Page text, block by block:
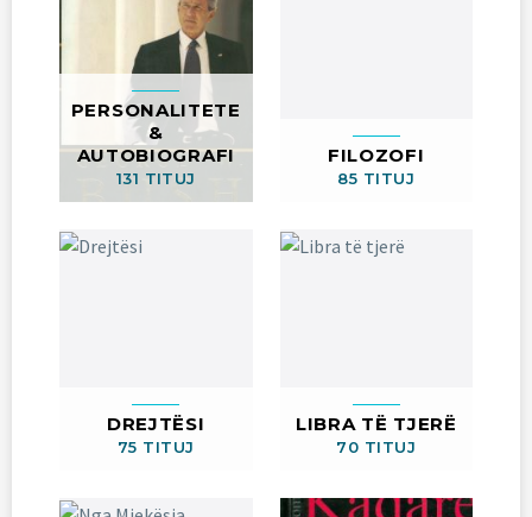
PERSONALITETE
&
AUTOBIOGRAFI
131 TITUJ
FILOZOFI
85 TITUJ
DREJTËSI
75 TITUJ
LIBRA TË TJERË
70 TITUJ